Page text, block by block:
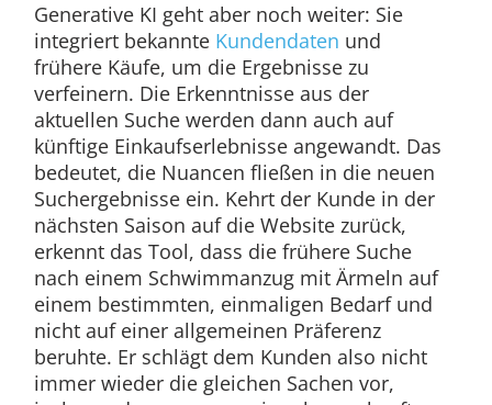
Generative KI geht aber noch weiter: Sie
integriert bekannte Kundendaten und
frühere Käufe, um die Ergebnisse zu
verfeinern. Die Erkenntnisse aus der
aktuellen Suche werden dann auch auf
künftige Einkaufserlebnisse angewandt. Das
bedeutet, die Nuancen fließen in die neuen
Suchergebnisse ein. Kehrt der Kunde in der
nächsten Saison auf die Website zurück,
erkennt das Tool, dass die frühere Suche
nach einem Schwimmanzug mit Ärmeln auf
einem bestimmten, einmaligen Bedarf und
nicht auf einer allgemeinen Präferenz
beruhte. Er schlägt dem Kunden also nicht
immer wieder die gleichen Sachen vor,